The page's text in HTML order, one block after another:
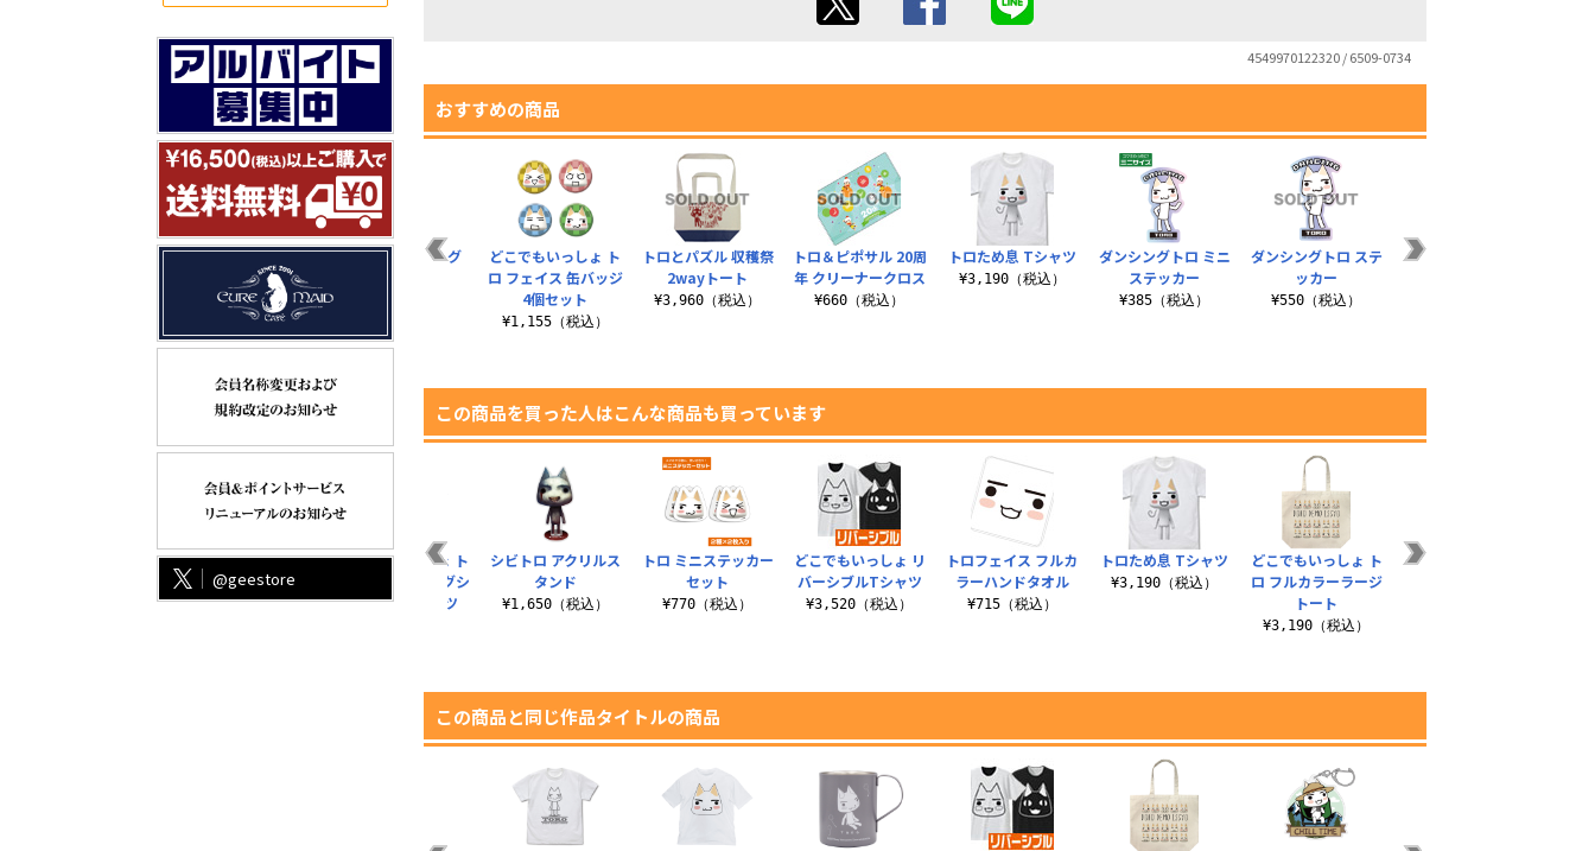
@geestore
4549970122320 / 6509-0734
おすすめの商品
トロ＆ピポサル 20周
年 クリーナークロス
¥660（税込）
トロため息 Tシャツ
¥3,190（税込）
ダンシングトロ ミニ
ステッカー
¥385（税込）
ダンシングトロ ステ
ッカー
¥550（税込）
どこでもいっしょ ト
トロ＆ピポサル 20周
トロの「それって胸
キュン？」 アクリル
スタンド
¥1,650（税込）
トロの エコバッグ
どこでもいっしょ ト
ロ フェイス 缶バッジ
4個セット
¥1,155（税込）
トロとパズル 収穫祭
2wayトート
¥3,960（税込）
この商品を買った人はこんな商品も買っています
どこでもいっしょ リ
バーシブルTシャツ
¥3,520（税込）
トロフェイス フルカ
ラーハンドタオル
¥715（税込）
トロため息 Tシャツ
¥3,190（税込）
どこでもいっしょ ト
ロ フルカラーラージ
トート
¥3,190（税込）
どこでもいっしょ ト
ダンシングトロ 屋外
トロのダンス Tシャ
ツ
¥3,300（税込）
どこでもいっしょ ト
ロ フェイス ビッグシ
ルエットTシャツ
シビトロ アクリルス
タンド
¥1,650（税込）
トロ ミニステッカー
セット
¥770（税込）
この商品と同じ作品タイトルの商品